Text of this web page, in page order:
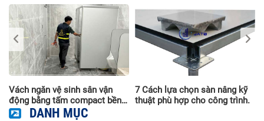
Vách ngăn vệ sinh sân vận
động bằng tấm compact bền
đẹp, chịu nước
7 Cách lựa chọn sàn nâng kỹ
thuật phù hợp cho công trình.
DANH MỤC